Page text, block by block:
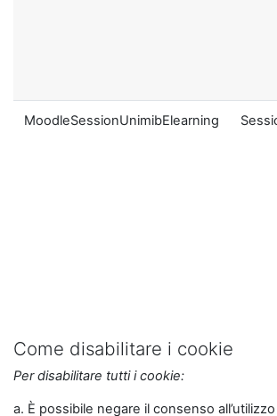
MoodleSessionUnimibElearning
Come disabilitare i cookie
Per disabilitare tutti i cookie:
a. È possibile negare il consenso